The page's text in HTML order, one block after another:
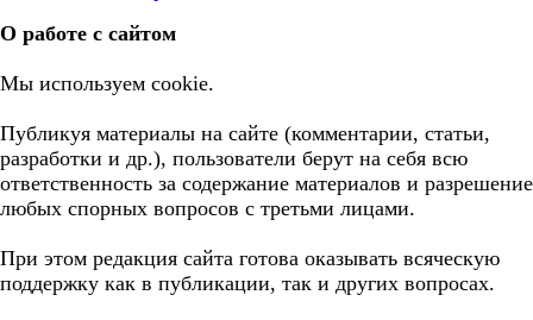
О работе с сайтом
Мы используем cookie.
Публикуя материалы на сайте (комментарии, статьи,
разработки и др.), пользователи берут на себя всю
ответственность за содержание материалов и разрешение
любых спорных вопросов с третьми лицами.
При этом редакция сайта готова оказывать всяческую
поддержку как в публикации, так и других вопросах.